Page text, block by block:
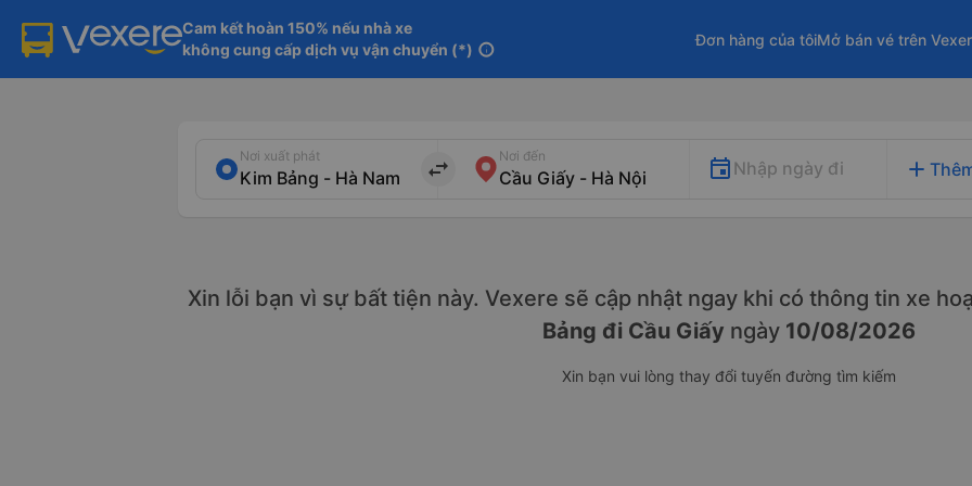
Cam kết hoàn 150% nếu nhà xe
không cung cấp dịch vụ vận chuyển (*) info
Đơn hàng của tôiMở bán vé trên
Nơi xuất phát
import_export
Nơi đến
Nhập ngày đi add
Xin lỗi bạn vì sự bất tiện này. Vexere sẽ cập nhật ngay khi có thông tin xe
Bảng đi Cầu Giấy ngày 10/08/2026
Xin bạn vui lòng thay đổi tuyến đường tìm kiếm